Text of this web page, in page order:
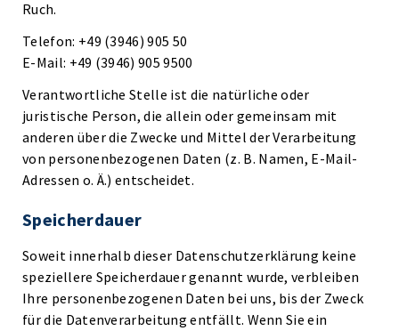
Ruch.
Telefon: +49 (3946) 905 50
E-Mail: +49 (3946) 905 9500
Verantwortliche Stelle ist die natürliche oder
juristische Person, die allein oder gemeinsam mit
anderen über die Zwecke und Mittel der Verarbeitung
von personenbezogenen Daten (z. B. Namen, E-Mail-
Adressen o. Ä.) entscheidet.
Speicherdauer
Soweit innerhalb dieser Datenschutzerklärung keine
speziellere Speicherdauer genannt wurde, verbleiben
Ihre personenbezogenen Daten bei uns, bis der Zweck
für die Datenverarbeitung entfällt. Wenn Sie ein